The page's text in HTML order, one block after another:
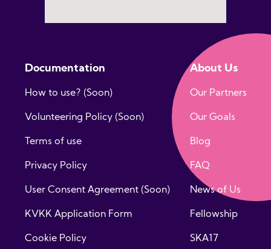
Documentation
How to use? (Soon)
Volunteering Policy (Soon)
Terms of use
Privacy Policy
User Consent Agreement (Soon)
KVKK Application Form
Cookie Policy
About Us
Our Partners
Our Goals
Blog
FAQ
News of Us
Fellowship
SKA17